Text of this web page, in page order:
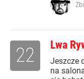
Lwa
Jeszcze
na
22